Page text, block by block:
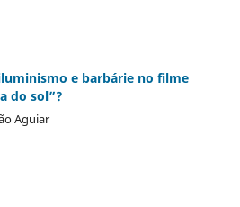
e barbárie no filme
do sol”?
Aguiar